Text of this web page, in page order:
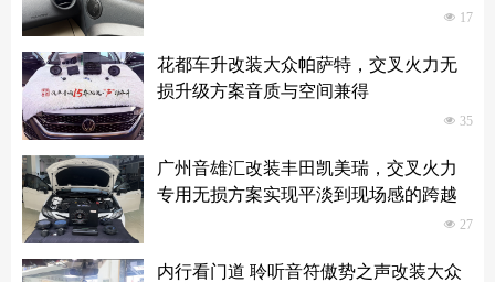
넶 17
花都车升改装大众帕萨特，交叉火力无
损升级方案音质与空间兼得
넶 35
广州音雄汇改装丰田凯美瑞，交叉火力
专用无损方案实现平淡到现场感的跨越
넶 27
内行看门道 聆听音符傲势之声改装大众